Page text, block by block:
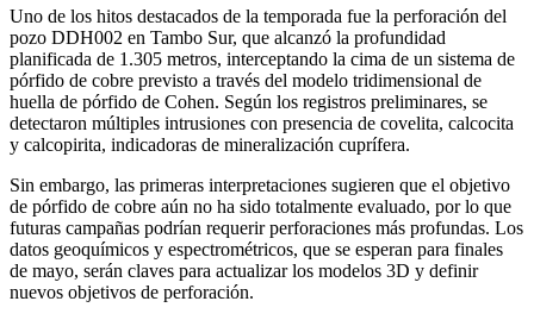
Uno de los hitos destacados de la temporada fue la perforación del
pozo DDH002 en Tambo Sur, que alcanzó la profundidad
planificada de 1.305 metros, interceptando la cima de un sistema de
pórfido de cobre previsto a través del modelo tridimensional de
huella de pórfido de Cohen. Según los registros preliminares, se
detectaron múltiples intrusiones con presencia de covelita, calcocita
y calcopirita, indicadoras de mineralización cuprífera.
Sin embargo, las primeras interpretaciones sugieren que el objetivo
de pórfido de cobre aún no ha sido totalmente evaluado, por lo que
futuras campañas podrían requerir perforaciones más profundas. Los
datos geoquímicos y espectrométricos, que se esperan para finales
de mayo, serán claves para actualizar los modelos 3D y definir
nuevos objetivos de perforación.